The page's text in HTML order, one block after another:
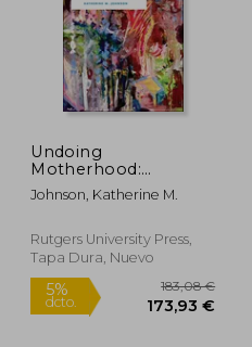
dcto.
Undoing
Motherhood:
Collaborative
Reproduction and
Deinstitutionalization
of U.S. Maternity (en
Johnson, Katherine M.
Rutgers University Press,
Tapa Dura, Nuevo